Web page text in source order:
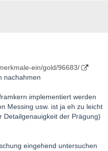
ein/gold/96683/
nachahmen
implementiert werden
Messing usw. ist ja eh zu leicht
der Prägung)
eingehend untersuchen